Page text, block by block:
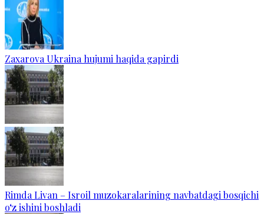
Zaxarova Ukraina hujumi haqida gapirdi
Rimda Livan – Isroil muzokaralarining navbatdagi bosqichi
o‘z ishini boshladi